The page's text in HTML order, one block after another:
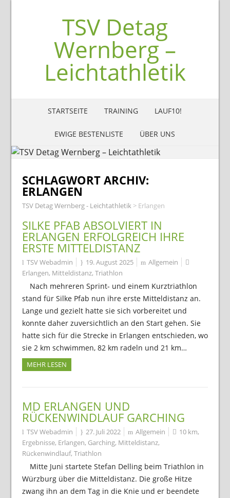
TSV Detag
Wernberg –
Leichtathletik
STARTSEITE TRAINING LAUF10!
EWIGE BESTENLISTE ÜBER UNS
SCHLAGWORT ARCHIV:
ERLANGEN
TSV Detag Wernberg - Leichtathletik> Erlangen
SILKE PFAB ABSOLVIERT IN
ERLANGEN ERFOLGREICH IHRE
ERSTE MITTELDISTANZ
TSV Webadmin 19. August 2025
Allgemein
Erlangen, Mitteldistanz, Triathlon
Nach mehreren Sprint- und einem Kurztriathlon
stand für Silke Pfab nun ihre erste Mitteldistanz an.
Lange und gezielt hatte sie sich vorbereitet und
konnte daher zuversichtlich an den Start gehen. Sie
hatte sich für die Strecke in Erlangen entschieden, wo
sie 2 km schwimmen, 82 km radeln und 21 km…
MEHR LESEN
MD ERLANGEN UND
RÜCKENWINDLAUF GARCHING
TSV Webadmin 27. Juli 2022 Allgemein 10 km,
Ergebnisse, Erlangen, Garching, Mitteldistanz,
Rückenwindlauf, Triathlon
Mitte Juni startete Stefan Delling beim Triathlon in
Würzburg über die Mitteldistanz. Die große Hitze
zwang ihn an dem Tag in die Knie und er beendete